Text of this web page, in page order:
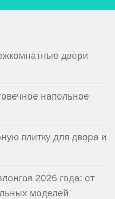
двери
напольное
плитку для двора и
2026 года: от
моделей